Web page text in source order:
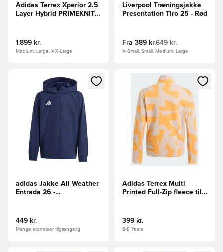
Adidas Terrex Xperior 2.5
Layer Hybrid PRIMEKNIT
1.899 kr.
Medium, Large, XX-Large
Liverpool Træningsjakke
Presentation Tiro 25 - Rød
Fra 389 kr.649 kr.
X-Small, Small, Medium, Large
Åbner en Modal til at logge ind eller tilmelde dig som
adidas Jakke All Weather
Entrada 26 -
449 kr.
Mange størrelser tilgængelig
Åbner en Modal til at logge
Adidas Terrex Multi
Printed Full-Zip fleece til
399 kr.
6-8 Years